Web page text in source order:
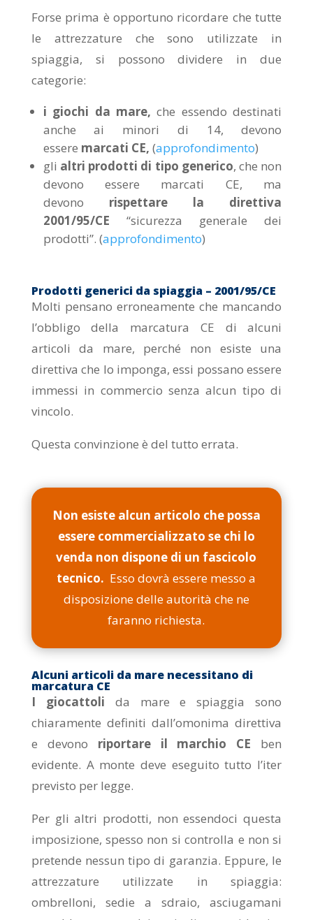
Forse prima è opportuno ricordare che tutte
le attrezzature che sono utilizzate in
spiaggia, si possono dividere in due
categorie:
i giochi da mare,che essendo destinati
anche ai minori di 14, devono
essere marcati CE, (approfondimento)
gli altri prodotti di tipo generico, che non
devono essere marcati CE, ma
devono
rispettare la direttiva
2001/95/CE
“sicurezza generale dei
prodotti”. (approfondimento)
Prodotti generici da spiaggia – 2001/95/CE
Molti pensano erroneamente che mancando
l’obbligo della marcatura CE di alcuni
articoli da mare, perché non esiste una
direttiva che lo imponga, essi possano essere
immessi in commercio senza alcun tipo di
vincolo.
Questa convinzione è del tutto errata.
Non esiste alcun articolo che possa
essere commercializzato se chi lo
venda non dispone di un fascicolo
tecnico. Esso dovrà essere messo a
disposizione delle autorità che ne
faranno richiesta.
Alcuni articoli da mare necessitano di
marcatura CE
I giocattoli
da mare e spiaggia sono
chiaramente definiti dall’omonima direttiva
e devono
riportare il marchio CE
ben
evidente. A monte deve eseguito tutto l’iter
previsto per legge.
Per gli altri prodotti, non essendoci questa
imposizione, spesso non si controlla e non si
pretende nessun tipo di garanzia. Eppure, le
attrezzature utilizzate in spiaggia:
ombrelloni, sedie a sdraio, asciugamani